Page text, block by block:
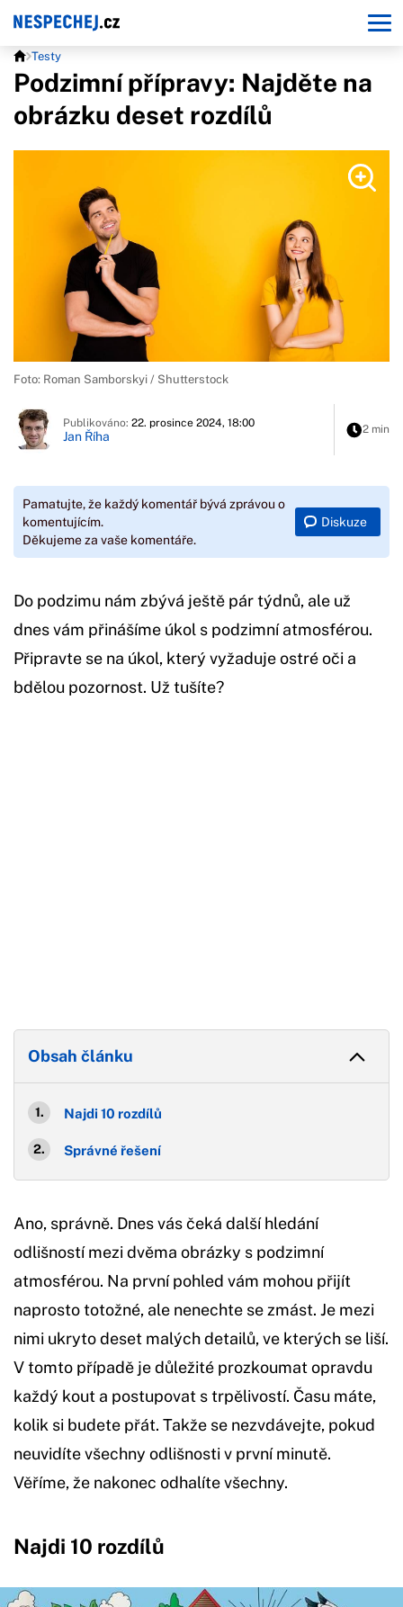
Testy
Podzimní přípravy: Najděte na
obrázku deset rozdílů
Foto: Roman Samborskyi / Shutterstock
Publikováno: 22. prosince 2024, 18:00
Jan Říha 2 min
Pamatujte, že každý komentář bývá zprávou o
komentujícím.
Děkujeme za vaše komentáře.
Diskuze
Do podzimu nám zbývá ještě pár týdnů, ale už
dnes vám přinášíme úkol s podzimní atmosférou.
Připravte se na úkol, který vyžaduje ostré oči a
bdělou pozornost. Už tušíte?
Obsah článku
Najdi 10 rozdílů
Správné řešení
Ano, správně. Dnes vás čeká další hledání
odlišností mezi dvěma obrázky s podzimní
atmosférou. Na první pohled vám mohou přijít
naprosto totožné, ale nenechte se zmást. Je mezi
nimi ukryto deset malých detailů, ve kterých se liší.
V tomto případě je důležité prozkoumat opravdu
každý kout a postupovat s trpělivostí. Času máte,
kolik si budete přát. Takže se nezvdávejte, pokud
neuvidíte všechny odlišnosti v první minutě.
Věříme, že nakonec odhalíte všechny.
Najdi 10 rozdílů